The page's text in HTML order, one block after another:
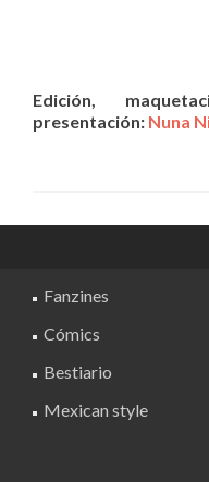
Edición,
presentación: Nuna
Fanzines
Cómics
Bestiario
Mexican style